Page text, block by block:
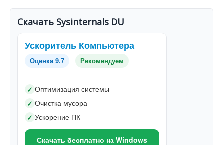
Скачать Sysinternals DU
Ускоритель Компьютера
Оценка 9.7 Рекомендуем
✓ Оптимизация системы
✓ Очистка мусора
✓ Ускорение ПК
Скачать бесплатно на Windows